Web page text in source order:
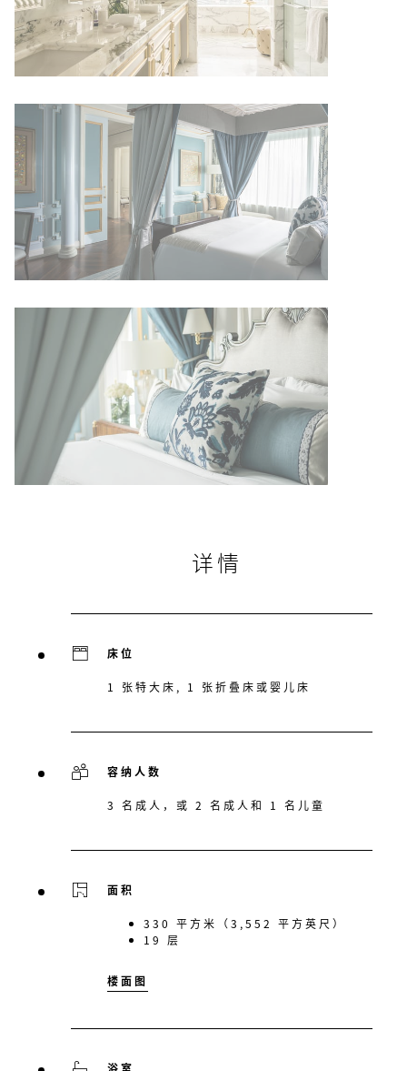
详情
床位
1 张特大床, 1 张折叠床或婴儿床
容纳人数
3 名成人，或 2 名成人和 1 名儿童
面积
330 平方米（3,552 平方英尺）
19 层
楼面图